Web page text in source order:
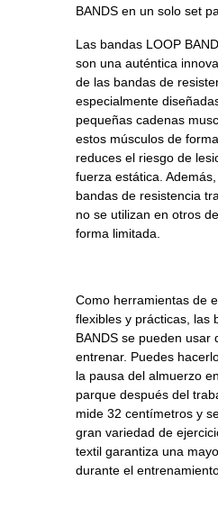
BANDS en un solo set
Las bandas LOOP
son una auténtica
de las bandas de
especialmente
pequeñas cadenas
estos músculos de
reduces el riesgo de
fuerza estática.
bandas de resistencia
no se utilizan en otros
forma limitada.
Como herramientas de
flexibles y prácticas, las
BANDS se pueden usar
entrenar. Puedes
la pausa del almuerzo
parque después del
mide 32 centímetros y
gran variedad de
textil garantiza una
durante el